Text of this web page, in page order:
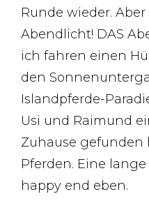
Runde wieder.
Abendlicht! DAS
ich fahren einen
den
Islandpferde-
Usi und Raimund
Zuhause
Pferden. Eine
happy end eben.